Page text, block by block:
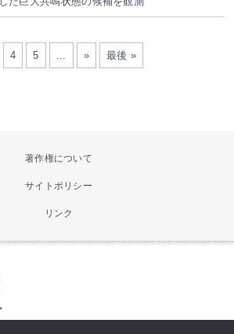
4 5 » 最後 »
著作権について
サイトポリシー
リンク